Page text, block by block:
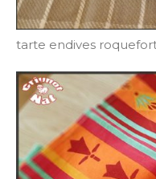
tarte endives